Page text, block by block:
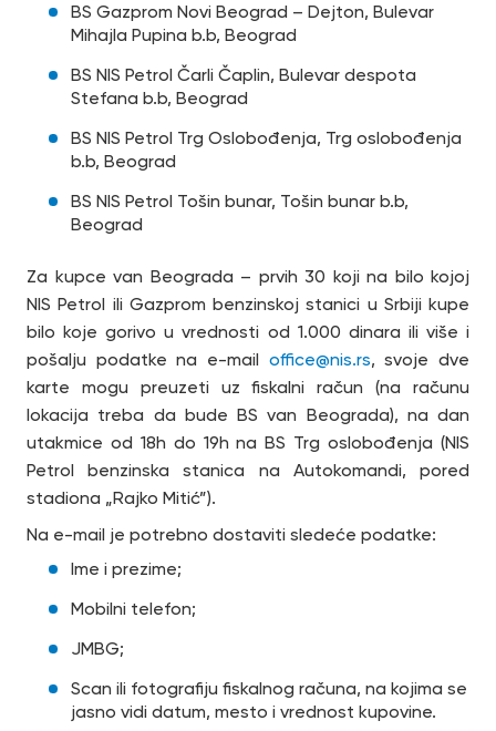
BS Gazprom Novi Beograd – Dejton, Bulevar
Mihajla Pupina b.b, Beograd
BS NIS Petrol Čarli Čaplin, Bulevar despota
Stefana b.b, Beograd
BS NIS Petrol Trg Oslobođenja, Trg oslobođenja
b.b, Beograd
BS NIS Petrol Tošin bunar, Tošin bunar b.b,
Beograd
Za kupce van Beograda – prvih 30 koji na bilo kojoj
NIS Petrol ili Gazprom benzinskoj stanici u Srbiji kupe
bilo koje gorivo u vrednosti od 1.000 dinara ili više i
pošalju podatke na e-mail office@nis.rs, svoje dve
karte mogu preuzeti uz fiskalni račun (na računu
lokacija treba da bude BS van Beograda), na dan
utakmice od 18h do 19h na BS Trg oslobođenja (NIS
Petrol benzinska stanica na Autokomandi, pored
stadiona „Rajko Mitić”).
Na e-mail je potrebno dostaviti sledeće podatke:
Ime i prezime;
Mobilni telefon;
JMBG;
Scan ili fotografiju fiskalnog računa, na kojima se
jasno vidi datum, mesto i vrednost kupovine.